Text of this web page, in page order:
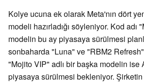
Kolye ucuna ek olarak Meta'nın dört
modeli hazırladığı söyleniyor. Kod adı
modelin bu ay piyasaya sürülmesi
sonbaharda "Luna" ve "RBM2
"Mojito VIP" adlı bir başka modelin ise
piyasaya sürülmesi bekleniyor.